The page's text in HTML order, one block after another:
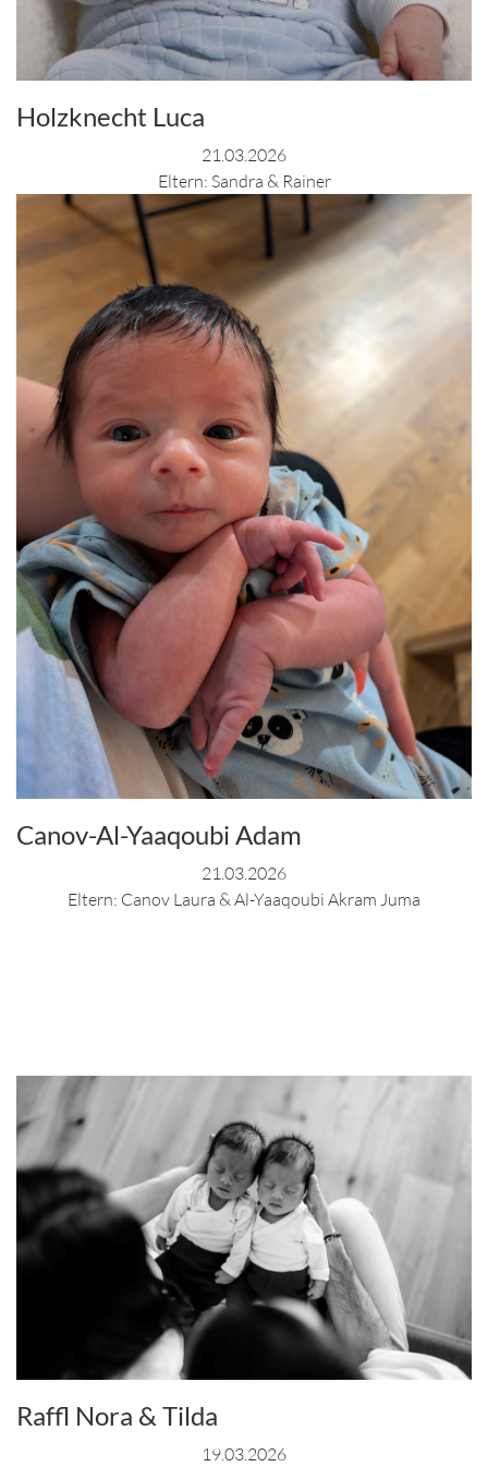
Holzknecht Luca
21.03.2026
Eltern: Sandra & Rainer
Canov-Al-Yaaqoubi Adam
21.03.2026
Eltern: Canov Laura & Al-Yaaqoubi Akram Juma
Raffl Nora & Tilda
19.03.2026